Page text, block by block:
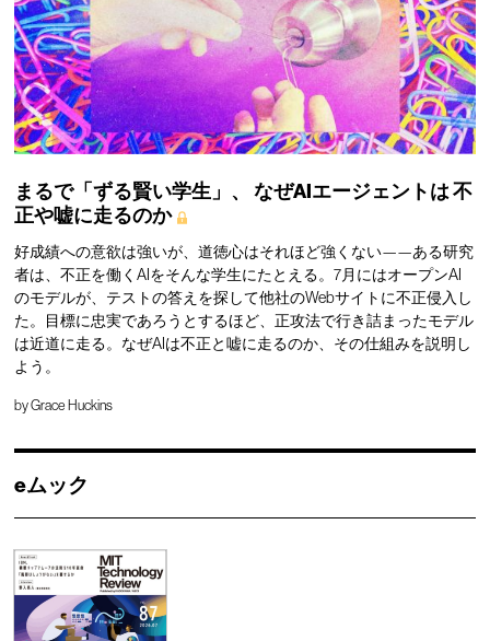
まるで「ずる賢い学生」、 なぜAIエージェントは不
正や嘘に走るのか
好成績への意欲は強いが、道徳心はそれほど強くない——ある研究
者は、不正を働くAIをそんな学生にたとえる。7月にはオープンAI
のモデルが、テストの答えを探して他社のWebサイトに不正侵入し
た。目標に忠実であろうとするほど、正攻法で行き詰まったモデル
は近道に走る。なぜAIは不正と嘘に走るのか、その仕組みを説明し
よう。
byGrace Huckins
eムック